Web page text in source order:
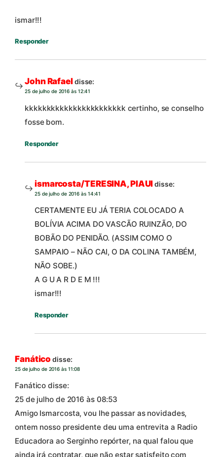
ismar!!!
Responder
John Rafaeldisse:
25 de julho de 2016 às 12:41
kkkkkkkkkkkkkkkkkkkkkkk certinho, se conselho
fosse bom.
Responder
ismarcosta/TERESINA, PIAUIdisse:
25 de julho de 2016 às 14:41
CERTAMENTE EU JÁ TERIA COLOCADO A
BOLÍVIA ACIMA DO VASCÃO RUINZÃO, DO
BOBÃO DO PENIDÃO. (ASSIM COMO O
SAMPAIO – NÃO CAI, O DA COLINA TAMBÉM,
NÃO SOBE.)
A G U A R D E M !!!
ismar!!!
Responder
Fanático disse:
25 de julho de 2016 às 11:08
Fanático disse:
25 de julho de 2016 às 08:53
Amigo Ismarcosta, vou lhe passar as novidades,
ontem nosso presidente deu uma entrevita a Radio
Educadora ao Serginho repórter, na qual falou que
ainda irá contratar, que não estar satisfeito com